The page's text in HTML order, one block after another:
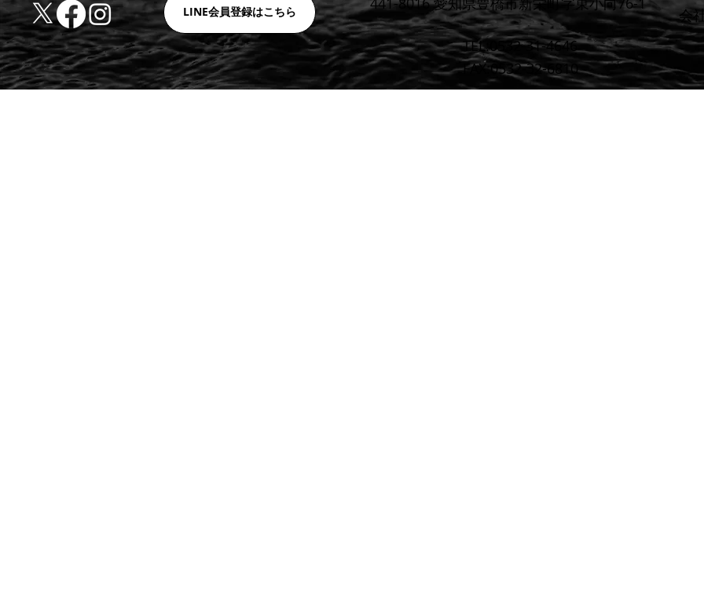
LINE会員登録はこちら
TEL:0532-31-4646
FAX:0532-32-6810
会